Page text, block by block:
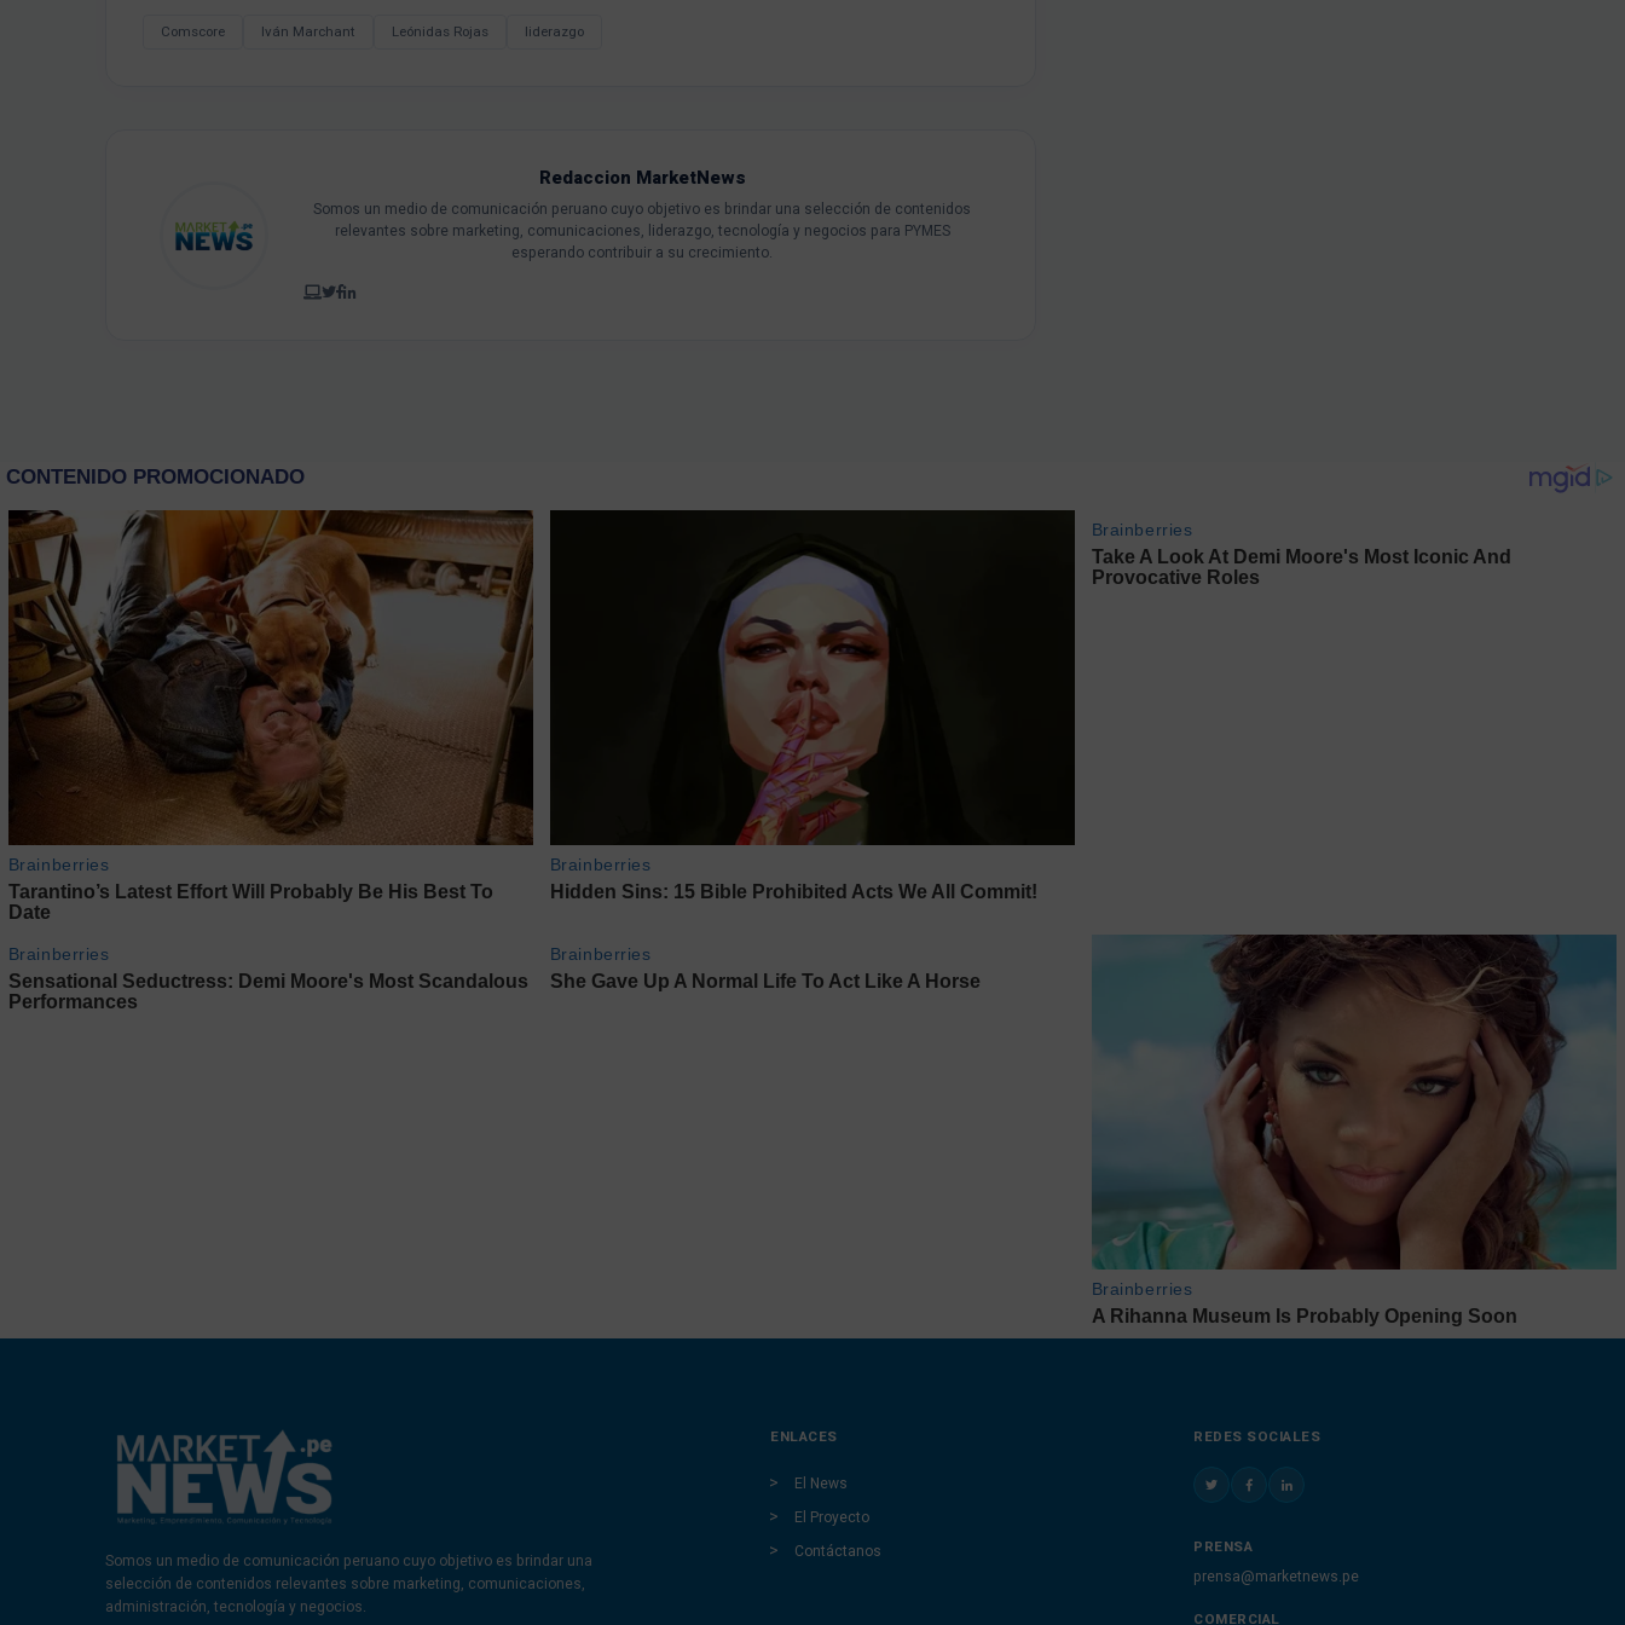
Comscore Iván Marchant Leónidas Rojas liderazgo
Redaccion MarketNews
Somos un medio de comunicación peruano cuyo objetivo es brindar una selección de contenidos
relevantes sobre marketing, comunicaciones, liderazgo, tecnología y negocios para PYMES
esperando contribuir a su crecimiento.
Somos un medio de comunicación peruano cuyo objetivo es brindar una
selección de contenidos relevantes sobre marketing, comunicaciones,
administración, tecnología y negocios.
ENLACES
El News
El Proyecto
Contáctanos
REDES SOCIALES
PRENSA
prensa@marketnews.pe
COMERCIAL